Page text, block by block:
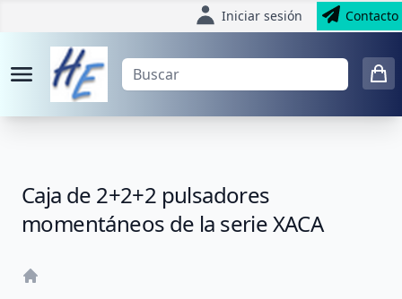
Iniciar sesión Contacto
Caja de 2+2+2 pulsadores
momentáneos de la serie XACA